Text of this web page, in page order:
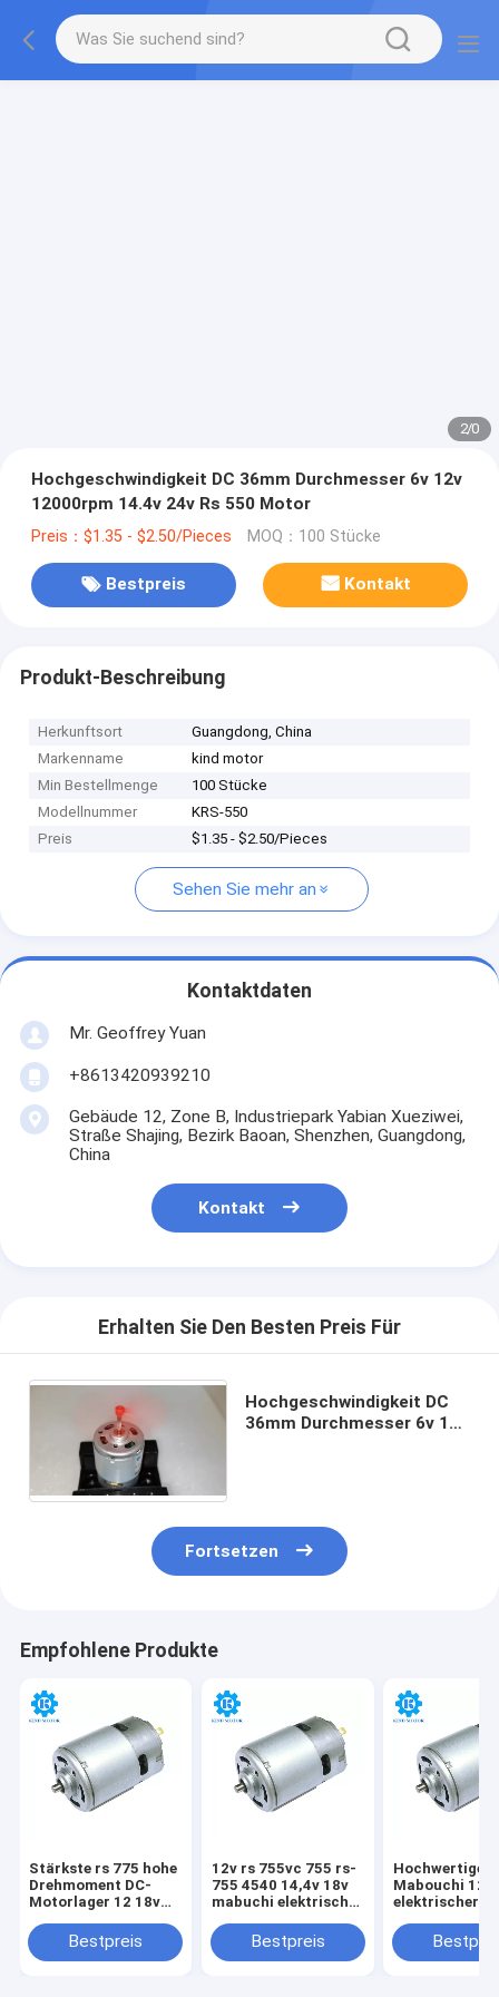
2/0
Hochgeschwindigkeit DC 36mm Durchmesser 6v 12v
12000rpm 14.4v 24v Rs 550 Motor
Preis：$1.35 - $2.50/Pieces MOQ：100 Stücke
Bestpreis Kontakt
Produkt-Beschreibung
Herkunftsort
Guangdong, China
Markenname
kind motor
Min Bestellmenge
100 Stücke
Modellnummer
KRS-550
Preis
$1.35 - $2.50/Pieces
Sehen Sie mehr an
Kontaktdaten
Mr. Geoffrey Yuan
+8613420939210
Gebäude 12, Zone B, Industriepark Yabian Xueziwei,
Straße Shajing, Bezirk Baoan, Shenzhen, Guangdong,
China
Kontakt
Erhalten Sie Den Besten Preis Für
Hochgeschwindigkeit DC
36mm Durchmesser 6v 12v
Fortsetzen
Empfohlene Produkte
Stärkste rs 775 hohe
Drehmoment DC-
Motorlager 12 18v
19000 Drehmoment
für Laufband-
Bestpreis
12v rs 755vc 755 rs-
755 4540 14,4v 18v
mabuchi elektrischer
Bestpreis
Hochwertiger
Mabouchi 12 V
elektrischer
W 60 W